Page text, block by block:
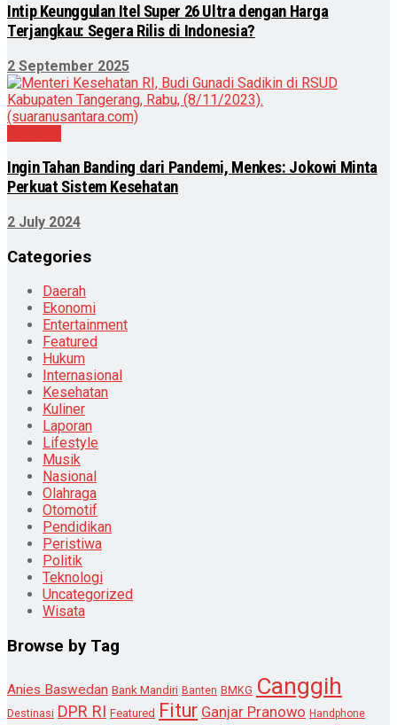
Intip Keunggulan Itel Super 26 Ultra dengan Harga
Terjangkau: Segera Rilis di Indonesia?
2 September 2025
Ingin Tahan Banding dari Pandemi, Menkes: Jokowi Minta
Perkuat Sistem Kesehatan
2 July 2024
Categories
Daerah
Ekonomi
Entertainment
Featured
Hukum
Internasional
Kesehatan
Kuliner
Laporan
Lifestyle
Musik
Nasional
Olahraga
Otomotif
Pendidikan
Peristiwa
Politik
Teknologi
Uncategorized
Wisata
Browse by Tag
Anies Baswedan Bank Mandiri Banten BMKG Canggih
Destinasi DPR RI Featured Fitur Ganjar Pranowo Handphone